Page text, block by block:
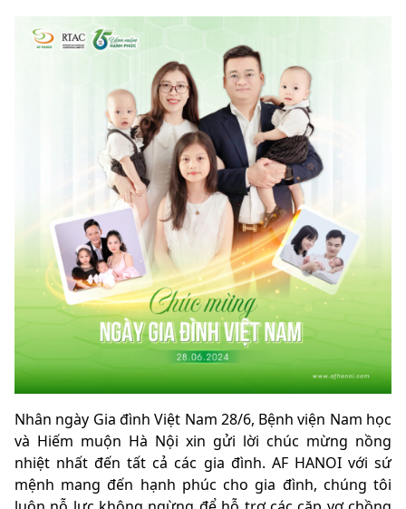
️Nhân ngày Gia đình Việt Nam 28/6, Bệnh viện Nam học
và Hiếm muộn Hà Nội xin gửi lời chúc mừng nồng
nhiệt nhất đến tất cả các gia đình. AF HANOI với sứ
mệnh mang đến hạnh phúc cho gia đình, chúng tôi